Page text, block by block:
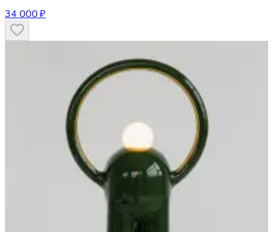
34 000 ₽